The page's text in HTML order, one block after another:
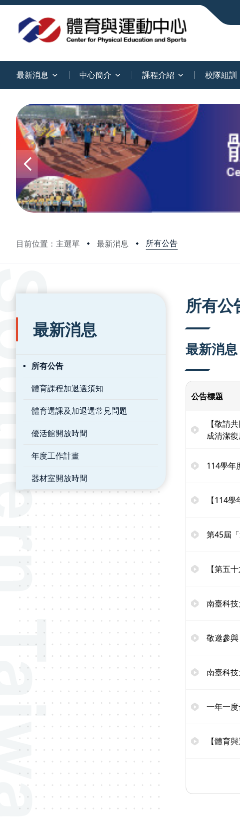
最新消息 中心簡介 課程介紹 校隊組訓
目前位置：主選單 最新消息 所有公告
:::
最新消息
所有公告
體育課程加退選須知
體育選課及加退選常見問題
優活館開放時間
年度工作計畫
器材室開放時間
所有公
最新消息
公告標題
【敬請
成清潔
114學年
【114
第45屆
【第五
南臺科
敬邀參與
南臺科
一年一
【體育